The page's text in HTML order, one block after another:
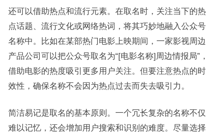
还可以借助热点和流行元素。在取名时，关注当下的热
点话题、流行文化或网络热词，将其巧妙地融入公众号
名称中。比如在某部热门电影上映期间，一家影视周边
产品公司可以把公众号取名为“[电影名称]周边情报局”，
借助电影的热度吸引更多用户关注。但要注意热点的时
效性，确保名称不会因为热点过去而失去吸引力。
简洁易记是取名的基本原则。一个冗长复杂的名称不仅
难以记忆，还会增加用户搜索和识别的难度。尽量选择